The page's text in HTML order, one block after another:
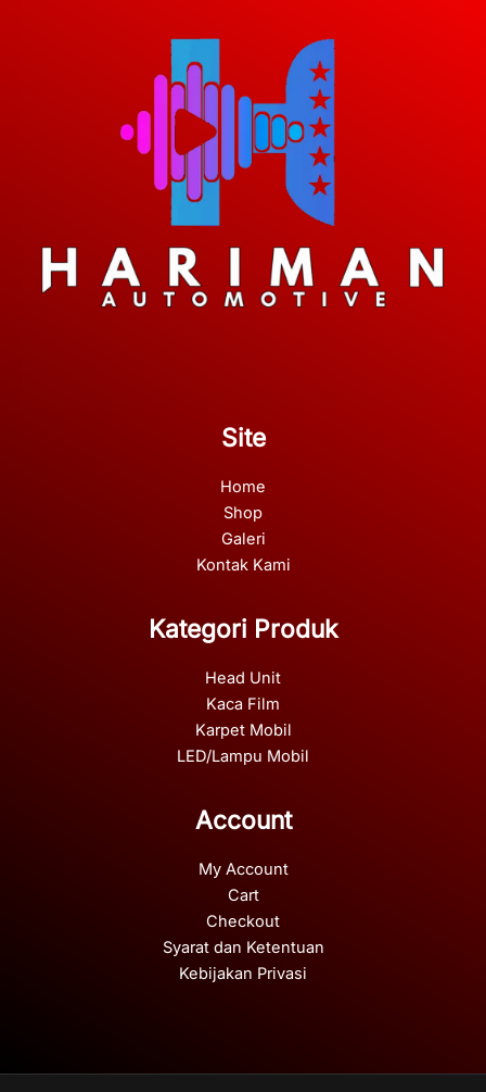
Site
Home
Shop
Galeri
Kontak Kami
Kategori Produk
Head Unit
Kaca Film
Karpet Mobil
LED/Lampu Mobil
Account
My Account
Cart
Checkout
Syarat dan Ketentuan
Kebijakan Privasi